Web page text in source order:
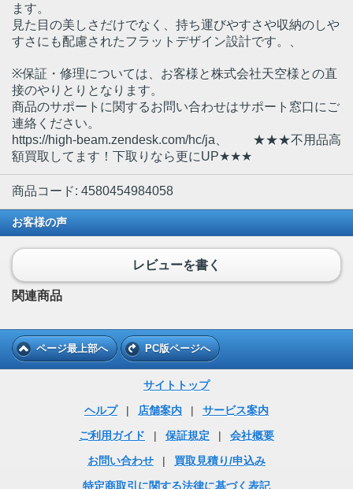
ます。
見た目の美しさだけでなく、持ち運びやすさや収納のしや
すさにも配慮されたフラットデザイン設計です。、
※保証・修理については、お客様と株式会社天空様との直
接のやりとりとなります。
商品のサポートに関するお問い合わせはサポート窓口にご
連絡ください。
https://high-beam.zendesk.com/hc/ja、 ★★★不用品高
額買取してます！下取りなら更にUP★★★
商品コード: 4580454984058
お客様の声
レビューを書く
関連商品
ページ最上部へ PC版ページへ
サイトトップ
ヘルプ
| 店舗案内 |
サービス案内
ご利用ガイド
| 保証規定 |
会社概要
お問い合わせ
|
買取見積り/申込み
特定商取引に関する法律に基づく表記